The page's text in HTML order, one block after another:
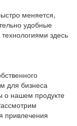
меняется,
удобные
здесь
для бизнеса
о нашем продукте
привлечения